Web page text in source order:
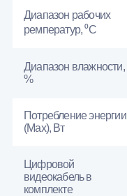
Диапазон рабочих
ремператур, ⁰С
Диапазон влажности,
%
Потребление энергии
(Max), Вт
Цифровой
видеокабель в
комплекте